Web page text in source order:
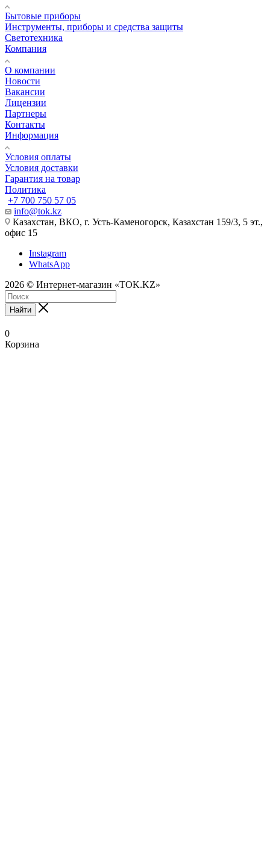
Бытовые приборы
Инструменты, приборы и средства защиты
Светотехника
Компания
О компании
Новости
Вакансии
Лицензии
Партнеры
Контакты
Информация
Условия оплаты
Условия доставки
Гарантия на товар
Политика
+7 700 750 57 05
info@tok.kz
Казахстан, ВКО, г. Усть-Каменогорск, Казахстан 159/3, 5 эт.,
офис 15
Instagram
WhatsApp
2026 © Интернет-магазин «TOK.KZ»
Найти
0
Корзина